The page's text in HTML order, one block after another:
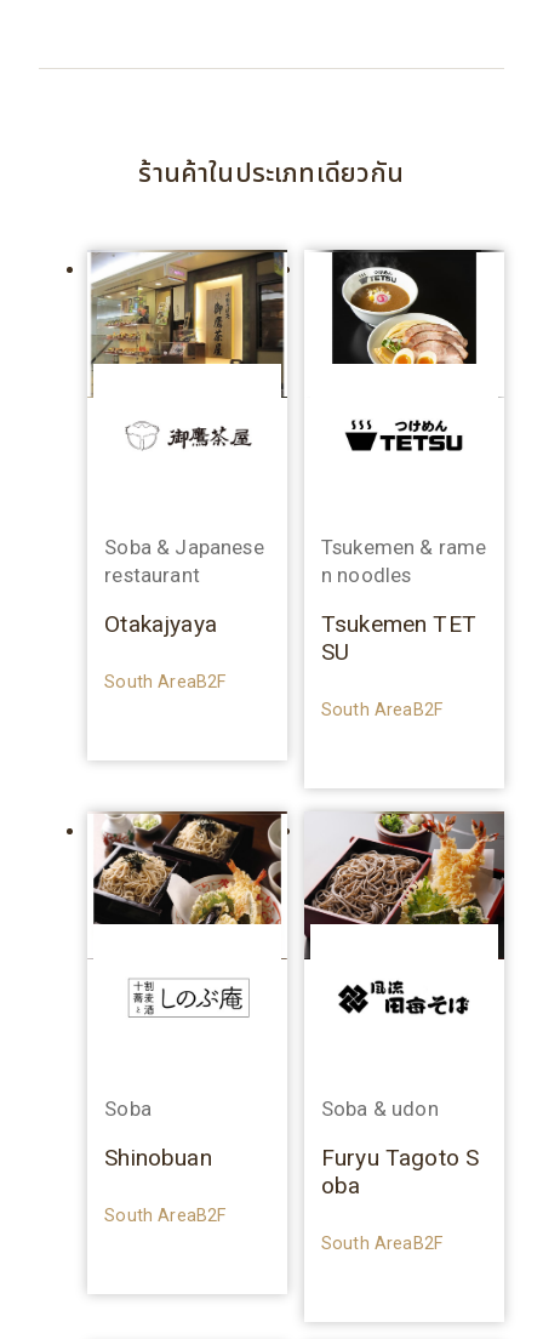
ร้านค้าในประเภทเดียวกัน
Soba & Japanese
restaurant
Otakajyaya
South AreaB2F
Tsukemen & rame
n noodles
Tsukemen TET
SU
South AreaB2F
Soba
Shinobuan
South AreaB2F
Soba & udon
Furyu Tagoto S
oba
South AreaB2F